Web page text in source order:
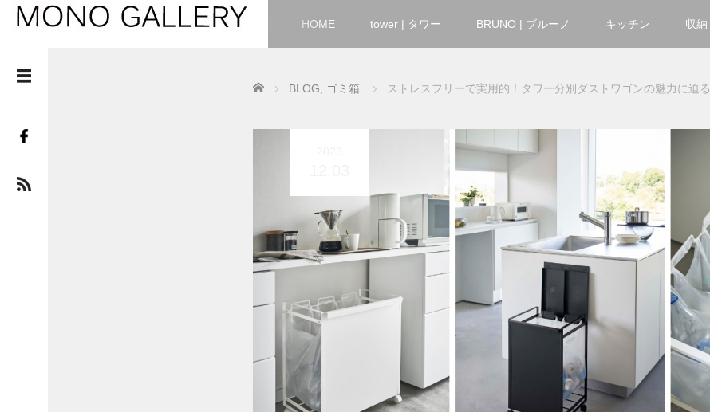
HOME tower | タワー BRUNO | ブルーノ キッチン 収納
Home BLOG ゴミ箱 ストレスフリーで実用的！タワー分別ダストワゴンの魅力に迫る